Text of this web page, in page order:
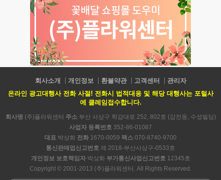
회사소개 개인정보 환불약관 고객센터
관리자
온라인 광고대행사 전화 사절! 전화시 법적대응 및 해당 대행사는 포털사
에 클레임접수합니다.
회사명 (주)플라워센터 주소 부산 사상구 학감대로 252, 802호 (감전동, 수성빌딩)
사업자 등록번호 352-86-01087
대표 박상화 전화 1670-0059 팩스 070-8740-9700
통신판매업신고번호 제 2018-부산사상구-0533호
개인정보 보호책임자박상화 부가통신사업신고번호 12345호
Copyright © 2001-2013 (주)플라워센터. All Rights Reserved.